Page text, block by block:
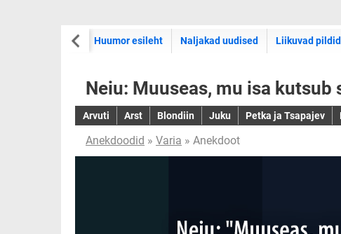
Huumor esileht Naljakad uudised Liikuvad pildid
Neiu: Muuseas, mu isa kutsub
Arvuti Arst Blondiin Juku Petka ja Tsapajev
Anekdoodid » Varia » Anekdoot